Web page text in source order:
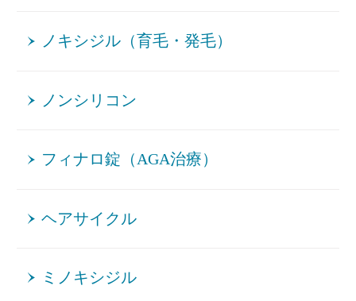
ノキシジル（育毛・発毛）
ノンシリコン
フィナロ錠（AGA治療）
ヘアサイクル
ミノキシジル